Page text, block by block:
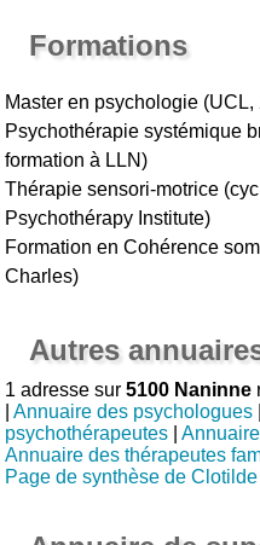
Formations
Master en psychologie (UCL,
Psychothérapie systémique
formation à LLN)
Thérapie sensori-motrice
Psychothérapy Institute)
Formation en Cohérence
Charles)
Autres
1 adresse sur5100 Naninne
|Annuaire des psychologues
psychothérapeutes |
Annuaire des thérapeutes
Page de synthèse de